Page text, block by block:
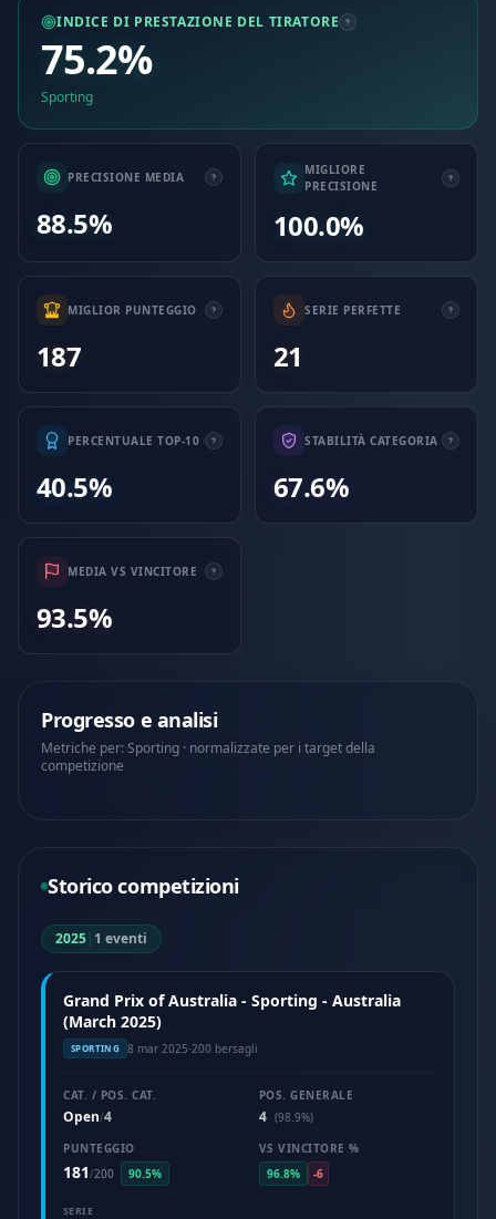
INDICE DI PRESTAZIONE DEL TIRATORE
75.2%
Sporting
PRECISIONE MEDIA
88.5%
MIGLIORE
PRECISIONE
100.0%
MIGLIOR PUNTEGGIO
187
SERIE PERFETTE
21
PERCENTUALE TOP-10
40.5%
STABILITÀ CATEGORIA
67.6%
MEDIA VS VINCITORE
93.5%
Progresso e analisi
Metriche per: Sporting · normalizzate per i target della
competizione
Storico competizioni
2025| 1 eventi
Grand Prix of Australia - Sporting - Australia
(March 2025)
SPORTING 8 mar 2025·200 bersagli
CAT. / POS. CAT.
Open/4
POS. GENERALE
4 (98.9%)
PUNTEGGIO
181/200 90.5%
VS VINCITORE %
96.8%
-6
SERIE